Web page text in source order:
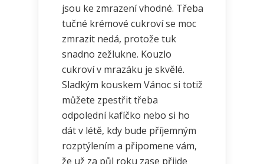
jsou ke zmrazení vhodné. Třeba
tučné krémové cukroví se moc
zmrazit nedá, protože tuk
snadno zežlukne. Kouzlo
cukroví v mrazáku je skvělé.
Sladkým kouskem Vánoc si totiž
můžete zpestřit třeba
odpolední kafíčko nebo si ho
dát v létě, kdy bude příjemným
rozptýlením a připomene vám,
že už za půl roku zase přijde